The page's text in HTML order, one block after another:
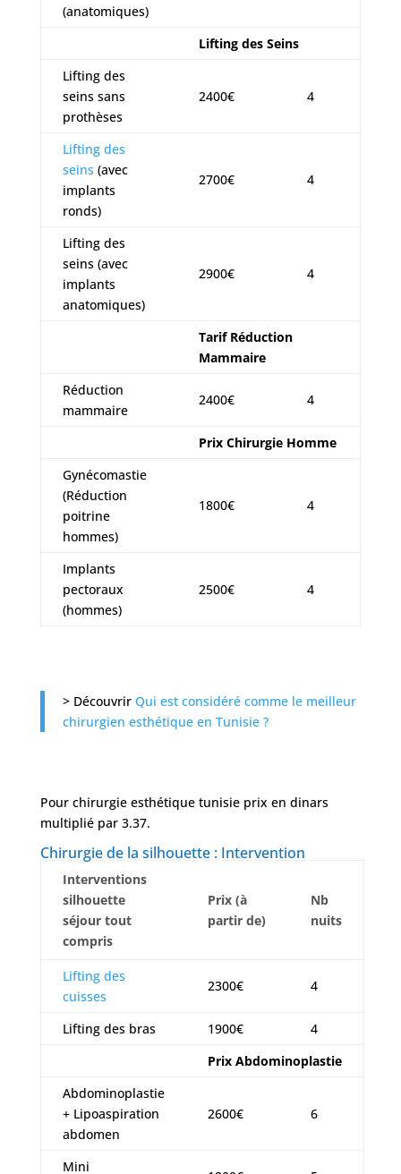
(anatomiques)
Lifting des Seins
Lifting des
seins sans
prothèses
2400€ 4
Lifting des
seins (avec
implants
ronds)
2700€ 4
Lifting des
seins (avec
implants
anatomiques)
2900€ 4
Tarif Réduction
Mammaire
Réduction
mammaire
2400€ 4
Prix Chirurgie Homme
Gynécomastie
(Réduction
poitrine
hommes)
1800€ 4
Implants
pectoraux
(hommes)
2500€ 4
> Découvrir Qui est considéré comme le meilleur
chirurgien esthétique en Tunisie ?
Pour chirurgie esthétique tunisie prix en dinars
multiplié par 3.37.
Chirurgie de la silhouette : Intervention
Interventions
silhouette
séjour tout
compris
Prix (à
partir de)
Nb
nuits
Lifting des
cuisses
2300€ 4
Lifting des bras 1900€
4
Prix Abdominoplastie
Abdominoplastie
+ Lipoaspiration
abdomen
2600€ 6
Mini